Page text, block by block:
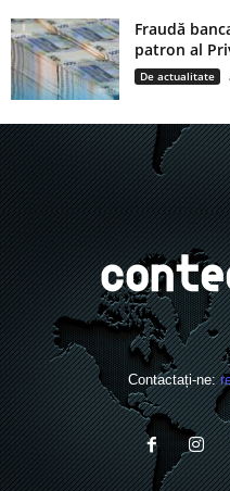
Fraudă
patron al
De actualitate
Contactați-ne: